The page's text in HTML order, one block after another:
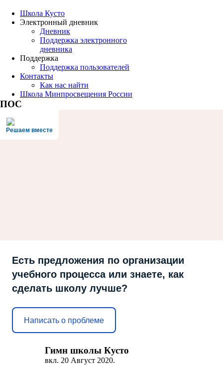
Школа Кусто
Электронный дневник
Дневник
Поддержка электронного
дневника
Поддержка
Поддержка пользователей
Контакты
Как нас найти
Школа Минпросвещения России
ПОС
Решаем вместе
Есть предложения по организации
учебного процесса или знаете, как
сделать школу лучше?
Написать о проблеме
Гимн школы Кусто
вкл. 20 Август 2020.